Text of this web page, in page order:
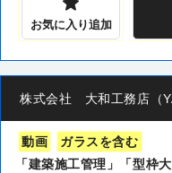
お気に入り追加
株式会社 大和工務店（
動画
ガラスを含む
「建築施工管理」「型